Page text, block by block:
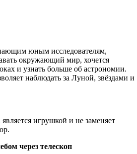
юным исследователям,
окружающий мир, хочется
и узнать больше об астрономии.
наблюдать за Луной, звёздами и
игрушкой и не заменяет
через телескоп